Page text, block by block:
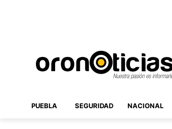
PUEBLA SEGURIDAD NACIONAL